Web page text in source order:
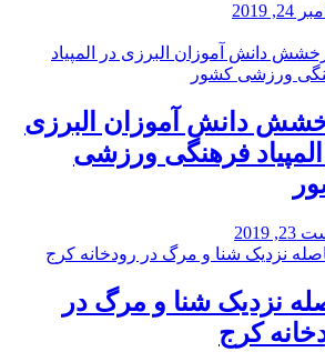
2019
دانش آموزان البرزی
فرهنگی ورزشی
2019
نزدیک شنا و مرگ در
کرج